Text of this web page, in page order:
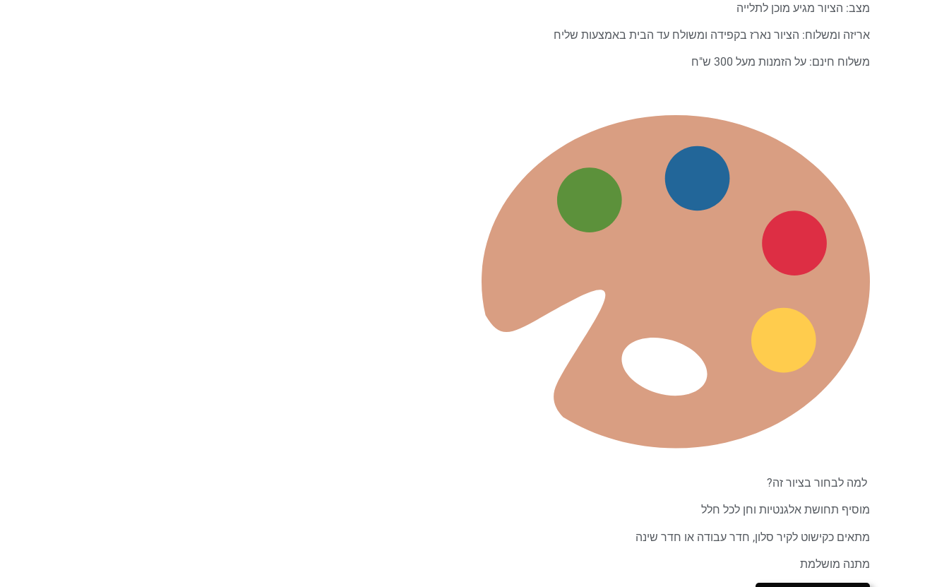
מצב: הציור מגיע מוכן לתלייה
אריזה ומשלוח: הציור נארז בקפידה ומשולח עד הבית באמצעות שליח
משלוח חינם: על הזמנות מעל 300 ש"ח
למה לבחור בציור זה?
מוסיף תחושת אלגנטיות וחן לכל חלל
מתאים כקישוט לקיר סלון, חדר עבודה או חדר שינה
מתנה מושלמת